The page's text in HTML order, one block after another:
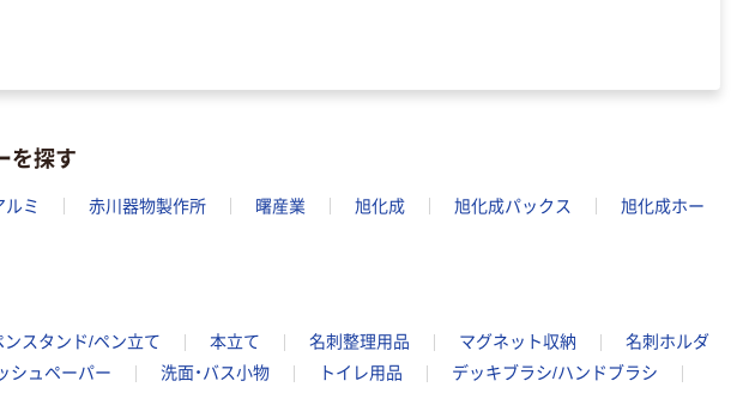
を探す
ルミ 赤川器物製作所 曙産業 旭化成 旭化成パックス
旭化成ホー
ンスタンド/ペン立て 本立て 名刺整理用品 マグネット収納
名刺ホルダ
シュペーパー 洗面・バス小物 トイレ用品
デッキブラシ/ハンドブラシ